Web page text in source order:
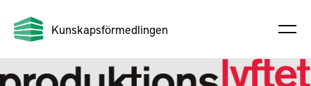
Kunskapsförmedlingen